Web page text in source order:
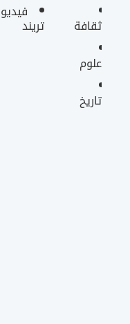
ثقافة
علوم
تاريخ
فيديو
تريند